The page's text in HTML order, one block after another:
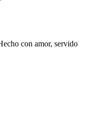
con amor, servido